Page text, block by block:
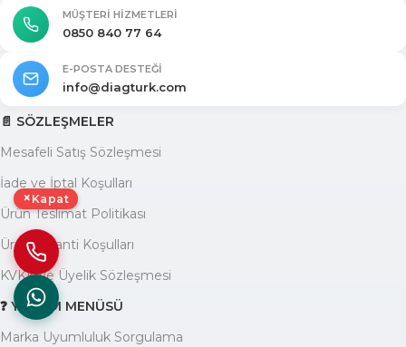
MÜŞTERI HIZMETLERI
0850 840 77 64
E-POSTA DESTEĞI
info@diagturk.com
📄 SÖZLEŞMELER
Mesafeli Satış Sözleşmesi
İade ve İptal Koşulları
Ürün Teslimat Politikası
Ürün Garanti Koşulları
KVKK ve Üyelik Sözleşmesi
❓ YARDIM MENÜSÜ
Marka Uyumluluk Sorgulama
× Kapat